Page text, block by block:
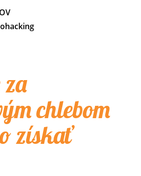
za
chlebom
získať